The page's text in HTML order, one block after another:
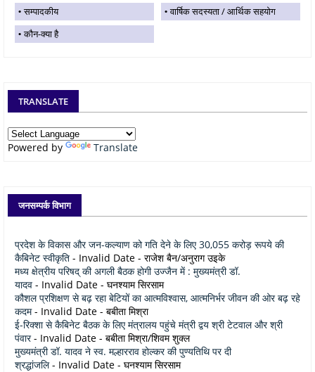
सम्पादकीय
वार्षिक सदस्यता / आर्थिक सहयोग
कौन-क्या है
TRANSLATE
Powered by Translate
जनसम्पर्क विभाग
प्रदेश के विकास और जन-कल्याण को गति देने के लिए 30,055 करोड़ रूपये की
कैबिनेट स्वीकृति - Invalid Date - राजेश बैन/अनुराग उइके
मध्य क्षेत्रीय परिषद् की अगली बैठक होगी उज्जैन में : मुख्यमंत्री डॉ.
यादव - Invalid Date - घनश्याम सिरसाम
कौशल प्रशिक्षण से बढ़ रहा बेटियों का आत्मविश्वास, आत्मनिर्भर जीवन की ओर बढ़ रहे
कदम- Invalid Date - बबीता मिश्रा
ई-रिक्शा से कैबिनेट बैठक के लिए मंत्रालय पहुंचे मंत्री द्वय श्री टेटवाल और श्री
पंवार- Invalid Date - बबीता मिश्रा/शिवम शुक्ल
मुख्यमंत्री डॉ. यादव ने स्व. मल्हारराव होल्कर की पुण्यतिथि पर दी
श्रद्धांजलि- Invalid Date - घनश्याम सिरसाम